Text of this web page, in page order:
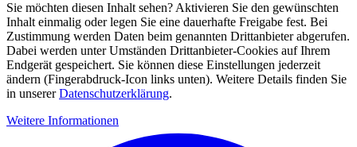
Sie möchten diesen Inhalt sehen? Aktivieren Sie den gewünschten
Inhalt einmalig oder legen Sie eine dauerhafte Freigabe fest. Bei
Zustimmung werden Daten beim genannten Drittanbieter abgerufen.
Dabei werden unter Umständen Drittanbieter-Cookies auf Ihrem
Endgerät gespeichert. Sie können diese Einstellungen jederzeit
ändern (Fingerabdruck-Icon links unten). Weitere Details finden Sie
in unsererDatenschutzerklärung.
Weitere Informationen